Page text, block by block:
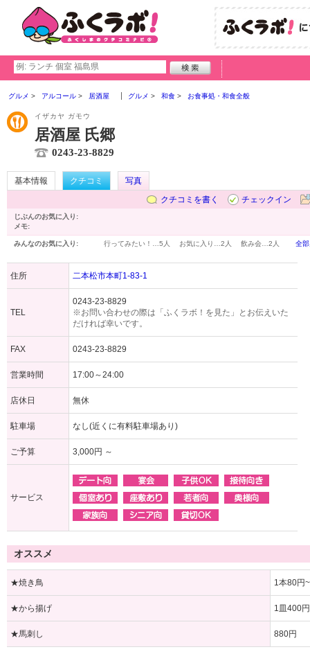
グルメ アルコール 居酒屋 グルメ 和食 お食事処・和食全般
イザカヤ ガモウ
居酒屋 氏郷
0243-23-8829
基本情報 クチコミ
写真
クチコミを書く
チェックイン
じぶんのお気に入り:
メモ:
みんなのお気に入り: 行ってみたい！… 5人 お気に入り… 2人 飲み会… 2人 全
住所 二本松市本町1-83-1
TEL
0243-23-8829
※お問い合わせの際は「ふくラボ！を見た」とお伝えいた
だければ幸いです。
FAX 0243-23-8829
営業時間 17:00～24:00
店休日 無休
駐車場 なし(近くに有料駐車場あり)
ご予算 3,000円 ～
サービス
オススメ
★焼き鳥 1本80円~
★から揚げ 1皿400円
★馬刺し 880円